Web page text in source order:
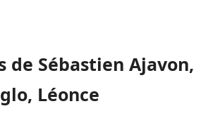
de Sébastien Ajavon,
Léonce